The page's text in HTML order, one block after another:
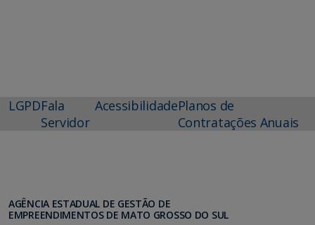
LGPDFala
Servidor
AcessibilidadePlanos de
Contratações Anuais
AGÊNCIA ESTADUAL DE GESTÃO DE
EMPREENDIMENTOS DE MATO GROSSO DO SUL